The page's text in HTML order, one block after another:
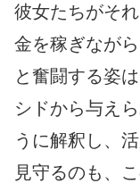
彼女たちがそ
金を稼ぎなが
と奮闘する姿
シドから与え
うに解釈し、
見守るのも、